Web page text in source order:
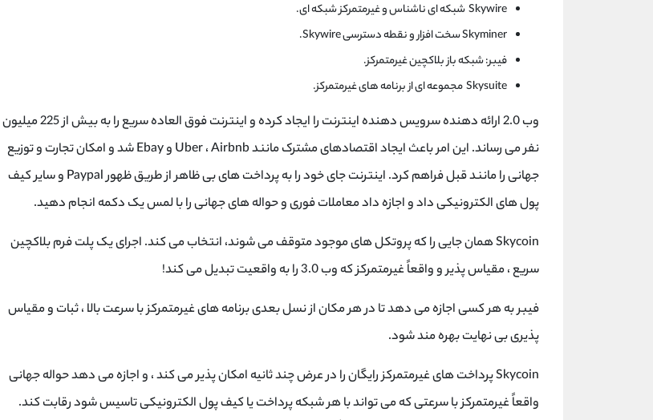
Skywire شبکه ای ناشناس و غیرمتمرکز شبکه ای.
Skyminer سخت افزار و نقطه دسترسی Skywire.
فیبر: شبکه باز بلاکچین غیرمتمرکز.
Skysuite مجموعه ای از برنامه های غیرمتمرکز.
وب 2.0 ارائه دهنده سرویس دهنده اینترنت را ایجاد کرده و اینترنت فوق العاده سریع را به بیش از 225 میلیون
نفر می رساند. این امر باعث ایجاد اقتصادهای مشترک مانند Uber ، Airbnb و Ebay شد و امکان تجارت و توزیع
جهانی را مانند قبل فراهم کرد. اینترنت جای خود را به پرداخت های بی ظاهر از طریق ظهور Paypal و سایر کیف
پول های الکترونیکی داد و اجازه داد معاملات فوری و حواله های جهانی را با لمس یک دکمه انجام دهید.
Skycoin همان جایی را که پروتکل های موجود متوقف می شوند، انتخاب می کند. اجرای یک پلت فرم بلاکچین
سریع ، مقیاس پذیر و واقعاً غیرمتمرکز که وب 3.0 را به واقعیت تبدیل می کند!
فیبر به هر کسی اجازه می دهد تا در هر مکان از نسل بعدی برنامه های غیرمتمرکز با سرعت بالا ، ثبات و مقیاس
پذیری بی نهایت بهره مند شود.
Skycoin پرداخت های غیرمتمرکز رایگان را در عرض چند ثانیه امکان پذیر می کند ، و اجازه می دهد حواله جهانی
واقعاً غیرمتمرکز با سرعتی که می تواند با هر شبکه پرداخت یا کیف پول الکترونیکی تاسیس شود رقابت کند.